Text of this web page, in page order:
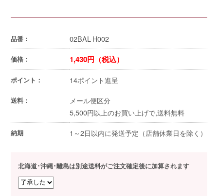
品番： 02BAL-H002
価格： 1,430円（税込）
ポイント： 14ポイント進呈
送料：
メール便区分
5,500円以上のお買い上げで,送料無料
納期 1～2日以内に発送予定（店舗休業日を除く）
北海道･沖縄･離島は別途送料がご注文確定後に加算されます